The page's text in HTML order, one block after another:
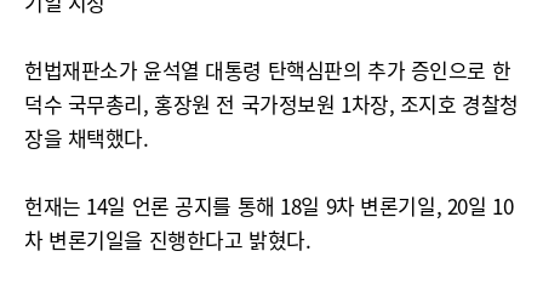
헌법재판소가 윤석열 대통령 탄핵심판의 추가 증인으로 한
덕수 국무총리, 홍장원 전 국가정보원 1차장, 조지호 경찰청
장을 채택했다.
헌재는 14일 언론 공지를 통해 18일 9차 변론기일, 20일 10
차 변론기일을 진행한다고 밝혔다.